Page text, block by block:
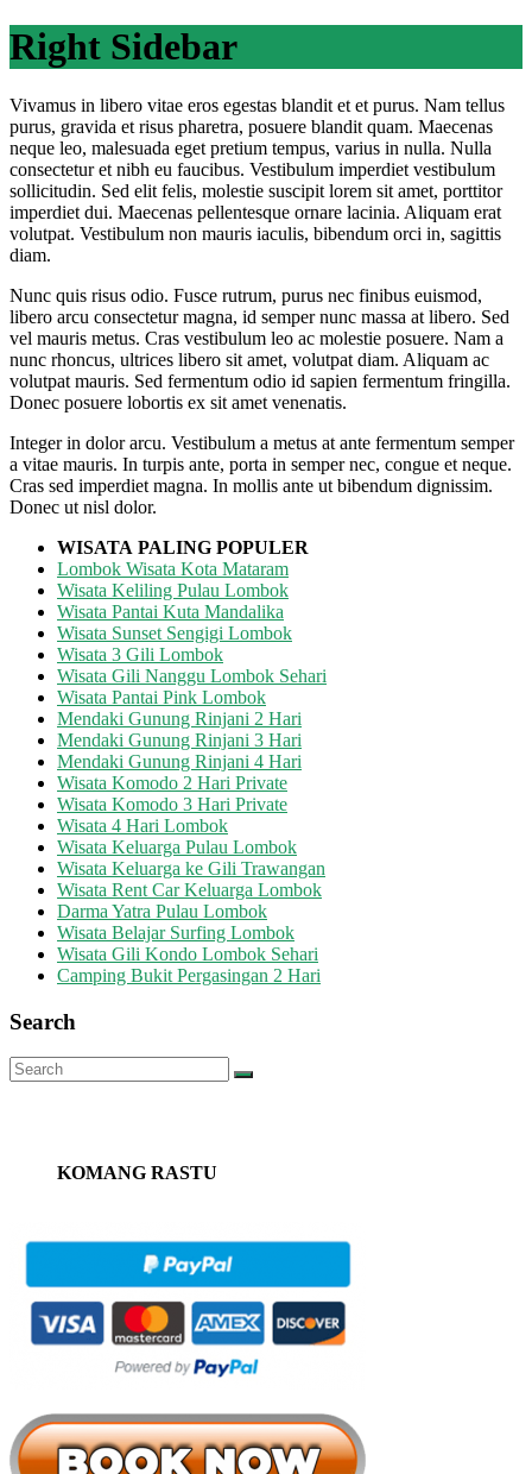
Right Sidebar
Vivamus in libero vitae eros egestas blandit et et purus. Nam tellus
purus, gravida et risus pharetra, posuere blandit quam. Maecenas
neque leo, malesuada eget pretium tempus, varius in nulla. Nulla
consectetur et nibh eu faucibus. Vestibulum imperdiet vestibulum
sollicitudin. Sed elit felis, molestie suscipit lorem sit amet, porttitor
imperdiet dui. Maecenas pellentesque ornare lacinia. Aliquam erat
volutpat. Vestibulum non mauris iaculis, bibendum orci in, sagittis
diam.
Nunc quis risus odio. Fusce rutrum, purus nec finibus euismod,
libero arcu consectetur magna, id semper nunc massa at libero. Sed
vel mauris metus. Cras vestibulum leo ac molestie posuere. Nam a
nunc rhoncus, ultrices libero sit amet, volutpat diam. Aliquam ac
volutpat mauris. Sed fermentum odio id sapien fermentum fringilla.
Donec posuere lobortis ex sit amet venenatis.
Integer in dolor arcu. Vestibulum a metus at ante fermentum semper
a vitae mauris. In turpis ante, porta in semper nec, congue et neque.
Cras sed imperdiet magna. In mollis ante ut bibendum dignissim.
Donec ut nisl dolor.
WISATA PALING POPULER
Lombok Wisata Kota Mataram
Wisata Keliling Pulau Lombok
Wisata Pantai Kuta Mandalika
Wisata Sunset Sengigi Lombok
Wisata 3 Gili Lombok
Wisata Gili Nanggu Lombok Sehari
Wisata Pantai Pink Lombok
Mendaki Gunung Rinjani 2 Hari
Mendaki Gunung Rinjani 3 Hari
Mendaki Gunung Rinjani 4 Hari
Wisata Komodo 2 Hari Private
Wisata Komodo 3 Hari Private
Wisata 4 Hari Lombok
Wisata Keluarga Pulau Lombok
Wisata Keluarga ke Gili Trawangan
Wisata Rent Car Keluarga Lombok
Darma Yatra Pulau Lombok
Wisata Belajar Surfing Lombok
Wisata Gili Kondo Lombok Sehari
Camping Bukit Pergasingan 2 Hari
Search
KOMANG RASTU